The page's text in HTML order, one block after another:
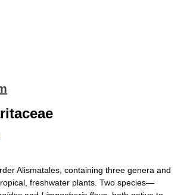
Alismatales, containing three genera and
freshwater plants. Two species—